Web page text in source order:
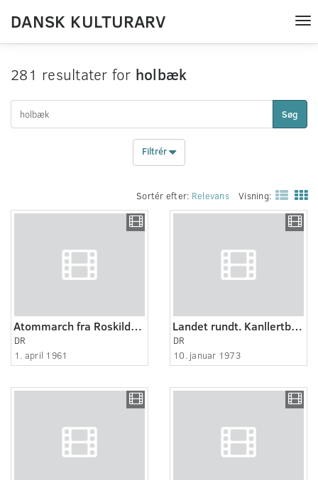
DANSK KULTURARV
281 resultater for holbæk
Søg
Filtrér
Sortér efter: Relevans Visning:
Atommarch fra Roskilde til København
DR
1. april 1961
Landet rundt. Kanllertbane Kort nyt:. Shot:
DR
10. januar 1973